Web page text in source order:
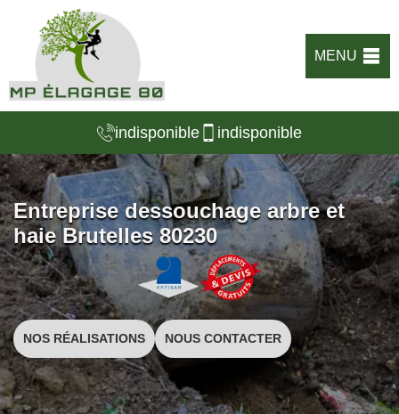
MENU
indisponible indisponible
Entreprise dessouchage arbre et
haie Brutelles 80230
NOS RÉALISATIONS NOUS CONTACTER